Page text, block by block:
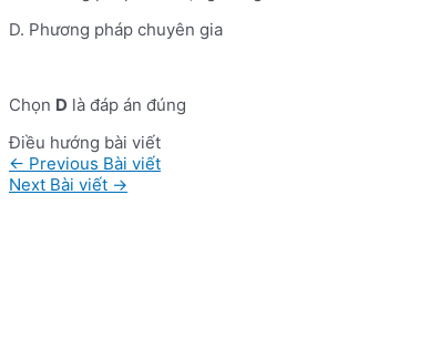
D. Phương pháp chuyên gia
Chọn D là đáp án đúng
Điều hướng bài viết
← Previous Bài viết
Next Bài viết →